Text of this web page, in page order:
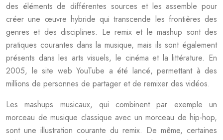
des éléments de différentes sources et les assemble pour
créer une œuvre hybride qui transcende les frontières des
genres et des disciplines. Le remix et le mashup sont des
pratiques courantes dans la musique, mais ils sont également
présents dans les arts visuels, le cinéma et la littérature. En
2005, le site web YouTube a été lancé, permettant à des
millions de personnes de partager et de remixer des vidéos.
Les mashups musicaux, qui combinent par exemple un
morceau de musique classique avec un morceau de hip-hop,
sont une illustration courante du remix. De même, certaines